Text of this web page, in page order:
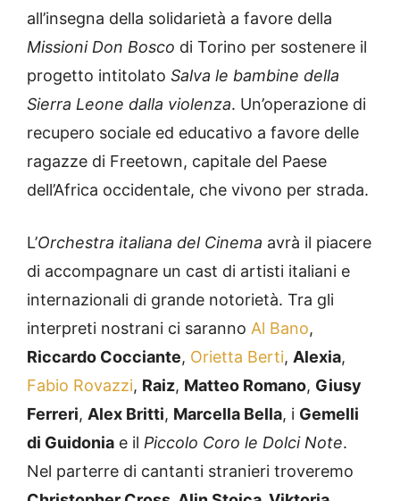
all’insegna della solidarietà a favore della
Missioni Don Bosco di Torino per sostenere il
progetto intitolato Salva le bambine della
Sierra Leone dalla violenza. Un’operazione di
recupero sociale ed educativo a favore delle
ragazze di Freetown, capitale del Paese
dell’Africa occidentale, che vivono per strada.
L’Orchestra italiana del Cinema avrà il piacere
di accompagnare un cast di artisti italiani e
internazionali di grande notorietà. Tra gli
interpreti nostrani ci saranno Al Bano,
Riccardo Cocciante, Orietta Berti, Alexia,
Fabio Rovazzi, Raiz, Matteo Romano, Giusy
Ferreri, Alex Britti, Marcella Bella, i Gemelli
di Guidonia e il Piccolo Coro le Dolci Note.
Nel parterre di cantanti stranieri troveremo